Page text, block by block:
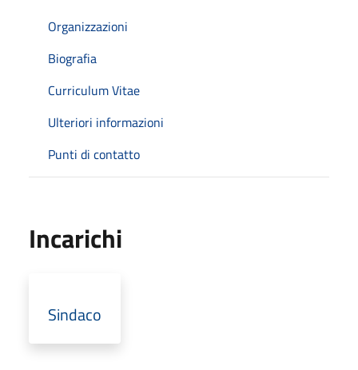
Organizzazioni
Biografia
Curriculum Vitae
Ulteriori informazioni
Punti di contatto
Incarichi
Sindaco